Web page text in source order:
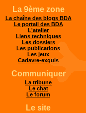
La 9ème zone
La chaîne des blogs BDA
Le portail des BDA
L'atelier
Liens techniques
Les dossiers
Les publications
Les jeux
Cadavre-exquis
Communiquer
La tribune
Le chat
Le forum
Le site